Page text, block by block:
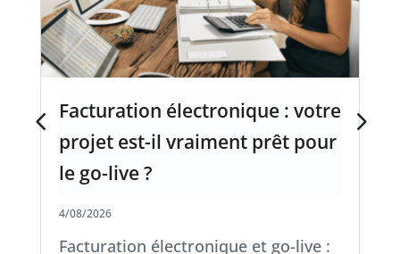
Facturation électronique : votre
projet est-il vraiment prêt pour
le go-live ?
4/08/2026
Facturation électronique et go-live :